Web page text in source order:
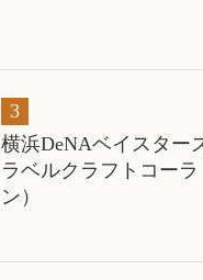
横浜DeNAベイスター
ラベルクラフトコー
ン）